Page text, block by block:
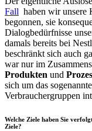
Fall haben wir unsere
begonnen, sie
Dialogbedürfnisse
damals bereits bei
beschränkt sich auch
war nur im
Produkten und
sich um das
Verbrauchergruppen
Welche Ziele haben Sie
Ziele?